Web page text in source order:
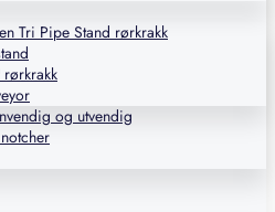
Tri Pipe Stand rørkrakk
rørkrakk
og utvendig